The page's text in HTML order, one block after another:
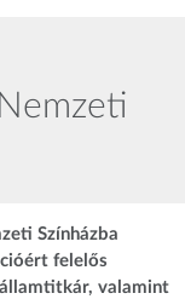
Színházba
felelős
valamint